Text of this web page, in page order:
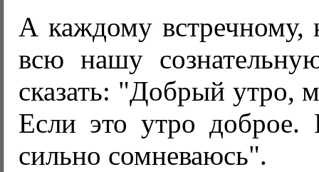
А каждому
всю нашу
сказать: "Добрый утро,
Если это утро
сильно сомневаюсь".